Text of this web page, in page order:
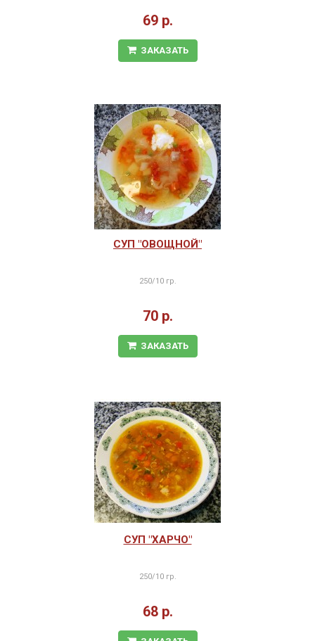
69 р.
ЗАКАЗАТЬ
СУП "ОВОЩНОЙ"
250/10 гр.
70 р.
ЗАКАЗАТЬ
СУП "ХАРЧО"
250/10 гр.
68 р.